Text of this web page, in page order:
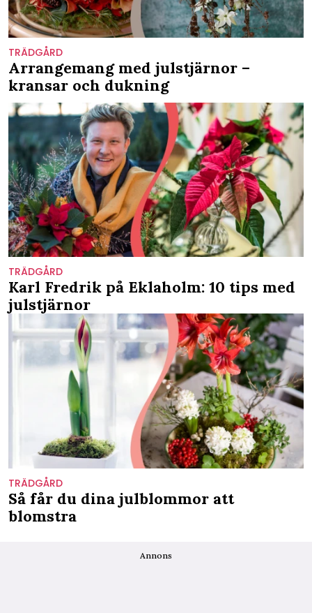
TRÄDGÅRD
Arrangemang med julstjärnor –
kransar och dukning
TRÄDGÅRD
Karl Fredrik på Eklaholm: 10 tips med
julstjärnor
TRÄDGÅRD
Så får du dina julblommor att
blomstra
Annons